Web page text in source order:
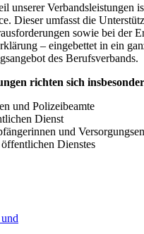
unserer Verbandsleistungen
Dieser umfasst die
sowie bei der
– eingebettet in ein
des Berufsverbands.
richten sich
und Polizeibeamte
Dienst
und
Dienstes